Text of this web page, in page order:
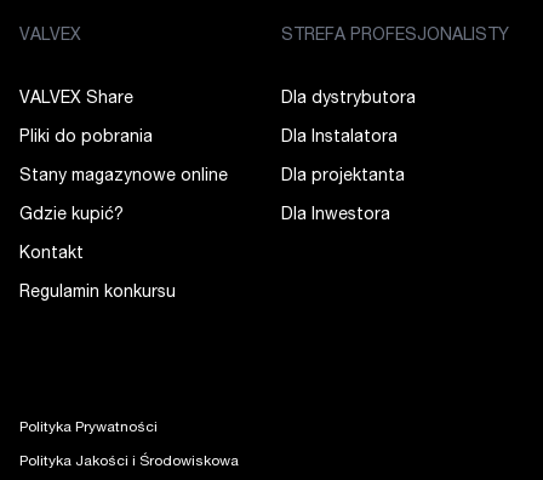
VALVEX
VALVEX Share
Pliki do pobrania
Stany magazynowe online
Gdzie kupić?
Kontakt
Regulamin konkursu
STREFA PROFESJONALISTY
Dla dystrybutora
Dla Instalatora
Dla projektanta
Dla Inwestora
Polityka Prywatności
Polityka Jakości i Środowiskowa